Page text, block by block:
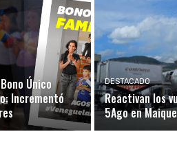
Único
Incrementó
DESTACADO
Reactivan los
5Ago en